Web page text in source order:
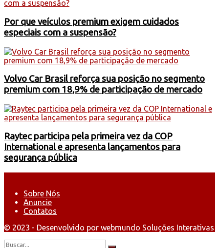
Por que veículos premium exigem cuidados
especiais com a suspensão?
Volvo Car Brasil reforça sua posição no segmento
premium com 18,9% de participação de mercado
Raytec participa pela primeira vez da COP
International e apresenta lançamentos para
segurança pública
Sobre Nós
Anuncie
Contatos
© 2023 - Desenvolvido por webmundo Soluções Interativas